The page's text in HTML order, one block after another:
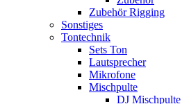
Zubehör Rigging
Sonstiges
Tontechnik
Sets Ton
Lautsprecher
Mikrofone
Mischpulte
DJ Mischpulte